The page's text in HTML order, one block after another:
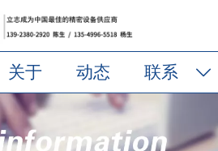
关于 动态 联系